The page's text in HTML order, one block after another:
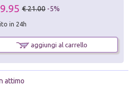
€ 21.00 -5%
in 24h
aggiungi al carrello
attimo